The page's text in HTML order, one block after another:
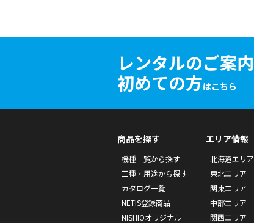
レンタルのご案内
初めての方はこちら
商品を探す
機種一覧から探す
工種・用途から探す
カタログ一覧
NETIS登録商品
NISHIOオリジナル
エリア情報
北海道エリア
東北エリア
関東エリア
中部エリア
関西エリア